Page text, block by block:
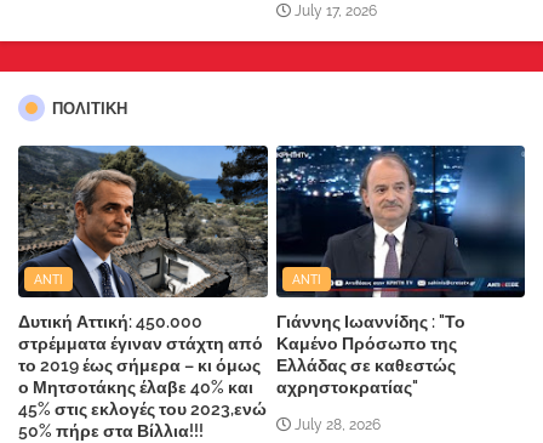
July 17, 2026
ΠΟΛΙΤΙΚΗ
ANTI
Δυτική Αττική: 450.000
στρέμματα έγιναν στάχτη από
το 2019 έως σήμερα – κι όμως
ο Μητσοτάκης έλαβε 40% και
45% στις εκλογές του 2023,ενώ
50% πήρε στα Βίλλια!!!
ANTI
Γιάννης Ιωαννίδης : "Το
Καμένο Πρόσωπο της
Ελλάδας σε καθεστώς
αχρηστοκρατίας"
July 28, 2026